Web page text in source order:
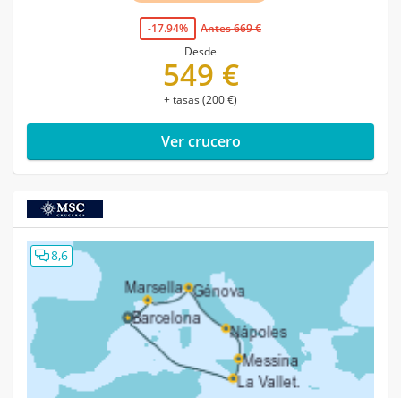
-17.94%
Antes 669 €
Desde
549 €
+ tasas (200 €)
Ver crucero
8,6